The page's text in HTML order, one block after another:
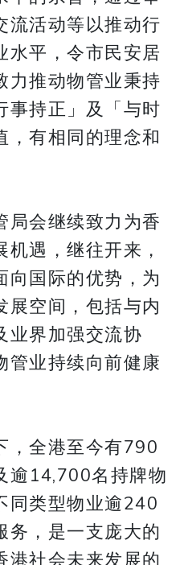
流活动等以推动行
水平，令市民安居
力推动物管业秉持
事持正」及「与时
，有相同的理念和
局会继续致力为香
遇，继往开来，
向国际的优势，为
展空间，包括与内
业界加强交流协
管业持续向前健康
，全港至今有790
逾14,700名持牌物
同类型物业逾240
务，是一支庞大的
港社会未来发展的